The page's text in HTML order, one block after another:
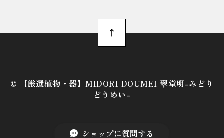
©︎ 【厳選植物・器】MIDORI DOUMEI 翠堂明-みどり
どうめい-
ショップに質問する